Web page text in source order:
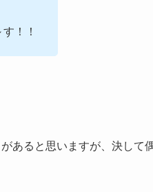
！！
あると思いますが、決して